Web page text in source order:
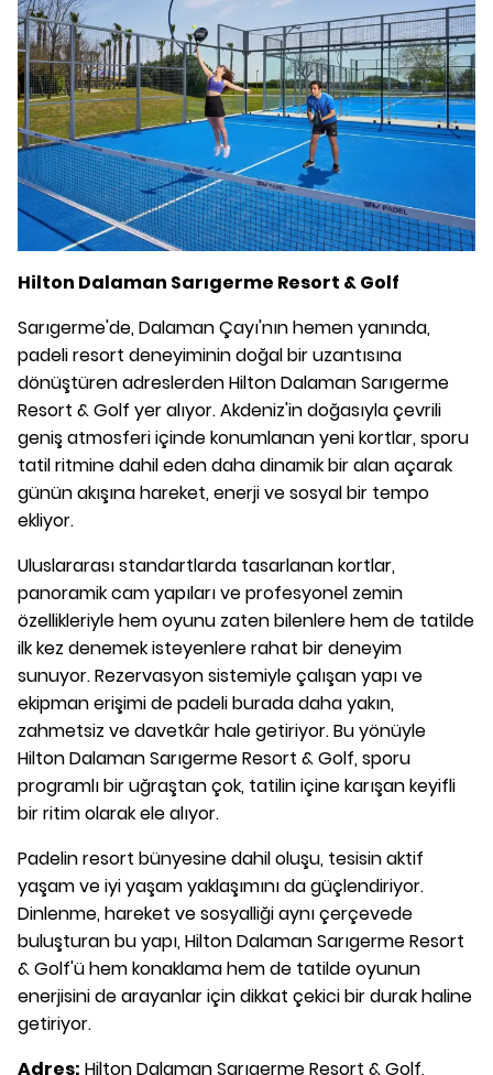
Hilton Dalaman Sarıgerme Resort & Golf
Sarıgerme'de, Dalaman Çayı'nın hemen yanında,
padeli resort deneyiminin doğal bir uzantısına
dönüştüren adreslerden Hilton Dalaman Sarıgerme
Resort & Golf yer alıyor. Akdeniz'in doğasıyla çevrili
geniş atmosferi içinde konumlanan yeni kortlar, sporu
tatil ritmine dahil eden daha dinamik bir alan açarak
günün akışına hareket, enerji ve sosyal bir tempo
ekliyor.
Uluslararası standartlarda tasarlanan kortlar,
panoramik cam yapıları ve profesyonel zemin
özellikleriyle hem oyunu zaten bilenlere hem de tatilde
ilk kez denemek isteyenlere rahat bir deneyim
sunuyor. Rezervasyon sistemiyle çalışan yapı ve
ekipman erişimi de padeli burada daha yakın,
zahmetsiz ve davetkâr hale getiriyor. Bu yönüyle
Hilton Dalaman Sarıgerme Resort & Golf, sporu
programlı bir uğraştan çok, tatilin içine karışan keyifli
bir ritim olarak ele alıyor.
Padelin resort bünyesine dahil oluşu, tesisin aktif
yaşam ve iyi yaşam yaklaşımını da güçlendiriyor.
Dinlenme, hareket ve sosyalliği aynı çerçevede
buluşturan bu yapı, Hilton Dalaman Sarıgerme Resort
& Golf'ü hem konaklama hem de tatilde oyunun
enerjisini de arayanlar için dikkat çekici bir durak haline
getiriyor.
Adres: Hilton Dalaman Sarıgerme Resort & Golf,